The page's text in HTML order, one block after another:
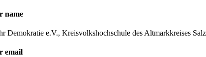
name
Demokratie e.V., Kreisvolkshochschule des Altmarkkreises
email